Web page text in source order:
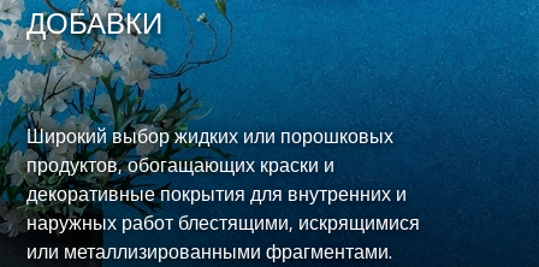
ДОБАВКИ
Широкий выбор жидких или порошковых
продуктов, обогащающих краски и
декоративные покрытия для внутренних и
наружных работ блестящими, искрящимися
или металлизированными фрагментами.